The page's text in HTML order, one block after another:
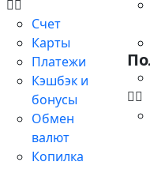
Счет
Карты
Платежи
Кэшбэк и
бонусы
Обмен
валют
Копилка
принимать во
она не
в
Народной
поблажки. Причем